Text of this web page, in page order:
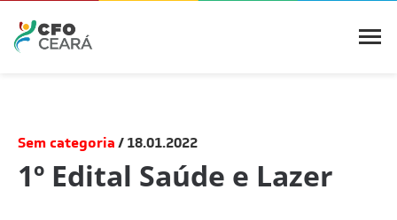
Sem categoria 18.01.2022
1º Edital Saúde e Lazer